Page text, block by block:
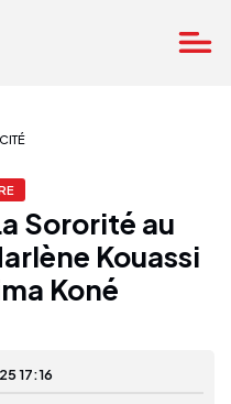
Sororité au
Kouassi
Koné
17:16